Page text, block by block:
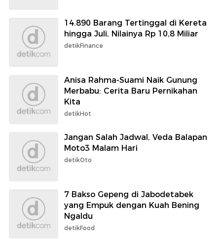
14.890 Barang Tertinggal di Kereta
hingga Juli, Nilainya Rp 10,8 Miliar
detikFinance
Anisa Rahma-Suami Naik Gunung
Merbabu: Cerita Baru Pernikahan
Kita
detikHot
Jangan Salah Jadwal, Veda Balapan
Moto3 Malam Hari
detikOto
7 Bakso Gepeng di Jabodetabek
yang Empuk dengan Kuah Bening
Ngaldu
detikFood